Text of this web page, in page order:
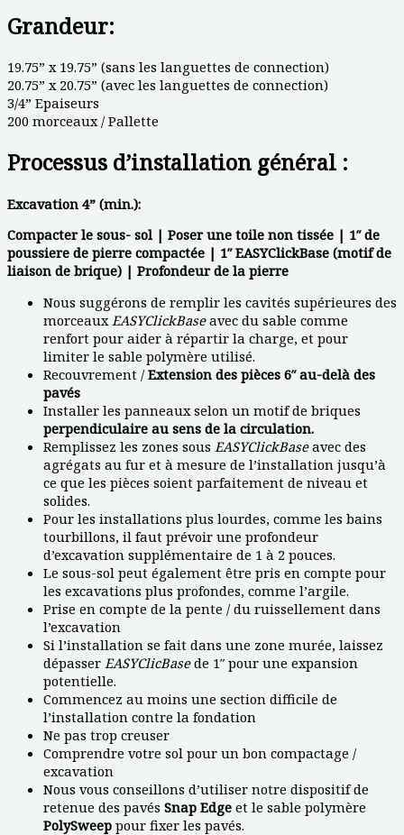
Grandeur:
19.75” x 19.75” (sans les languettes de connection)
20.75” x 20.75” (avec les languettes de connection)
3/4” Epaiseurs
200 morceaux / Pallette
Processus d’installation général :
Excavation 4” (min.):
Compacter le sous- sol | Poser une toile non tissée | 1″ de
poussiere de pierre compactée | 1″ EASYClickBase (motif de
liaison de brique) | Profondeur de la pierre
Nous suggérons de remplir les cavités supérieures des
morceaux EASYClickBaseavec du sable comme
renfort pour aider à répartir la charge, et pour
limiter le sable polymère utilisé.
Recouvrement / Extension des pièces 6″ au-delà des
pavés
Installer les panneaux selon un motif de briques
perpendiculaire au sens de la circulation.
Remplissez les zones sous EASYClickBaseavec des
agrégats au fur et à mesure de l’installation jusqu’à
ce que les pièces soient parfaitement de niveau et
solides.
Pour les installations plus lourdes, comme les bains
tourbillons, il faut prévoir une profondeur
d’excavation supplémentaire de 1 à 2 pouces.
Le sous-sol peut également être pris en compte pour
les excavations plus profondes, comme l’argile.
Prise en compte de la pente / du ruissellement dans
l’excavation
Si l’installation se fait dans une zone murée, laissez
dépasser EASYClicBasede 1″ pour une expansion
potentielle.
Commencez au moins une section difficile de
l’installation contre la fondation
Ne pas trop creuser
Comprendre votre sol pour un bon compactage /
excavation
Nous vous conseillons d’utiliser notre dispositif de
retenue des pavés Snap Edge et le sable polymère
PolySweep pour fixer les pavés.